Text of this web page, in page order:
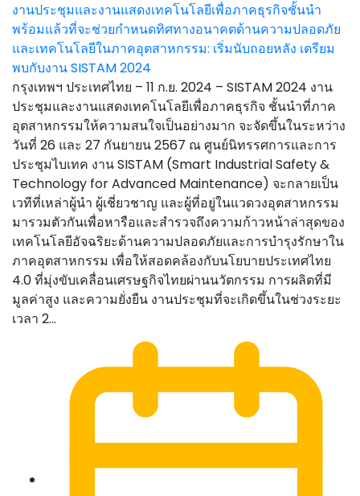
งานประชุมและงานแสดงเทคโนโลยีเพื่อภาคธุรกิจชั้นนำ
พร้อมแล้วที่จะช่วยกำหนดทิศทางอนาคตด้านความปลอดภัย
และเทคโนโลยีในภาคอุตสาหกรรม: เริ่มนับถอยหลัง เตรียม
พบกับงาน SISTAM 2024
กรุงเทพฯ ประเทศไทย – 11 ก.ย. 2024 – SISTAM 2024 งาน
ประชุมและงานแสดงเทคโนโลยีเพื่อภาคธุรกิจ ชั้นนำที่ภาค
อุตสาหกรรมให้ความสนใจเป็นอย่างมาก จะจัดขึ้นในระหว่าง
วันที่ 26 และ 27 กันยายน 2567 ณ ศูนย์นิทรรศการและการ
ประชุมไบเทค งาน SISTAM (Smart Industrial Safety &
Technology for Advanced Maintenance) จะกลายเป็น
เวทีที่เหล่าผู้นำ ผู้เชี่ยวชาญ และผู้ที่อยู่ในแวดวงอุตสาหกรรม
มารวมตัวกันเพื่อหารือและสำรวจถึงความก้าวหน้าล่าสุดของ
เทคโนโลยีอัจฉริยะด้านความปลอดภัยและการบำรุงรักษาใน
ภาคอุตสาหกรรม เพื่อให้สอดคล้องกับนโยบายประเทศไทย
4.0 ที่มุ่งขับเคลื่อนเศรษฐกิจไทยผ่านนวัตกรรม การผลิตที่มี
มูลค่าสูง และความยั่งยืน งานประชุมที่จะเกิดขึ้นในช่วงระยะ
เวลา 2...